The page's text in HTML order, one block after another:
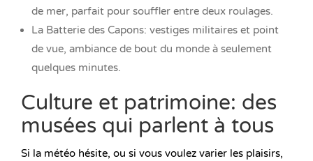
de mer, parfait pour souffler entre deux roulages.
La Batterie des Capons: vestiges militaires et point
de vue, ambiance de bout du monde à seulement
quelques minutes.
Culture et patrimoine: des
musées qui parlent à tous
Si la météo hésite, ou si vous voulez varier les plaisirs,